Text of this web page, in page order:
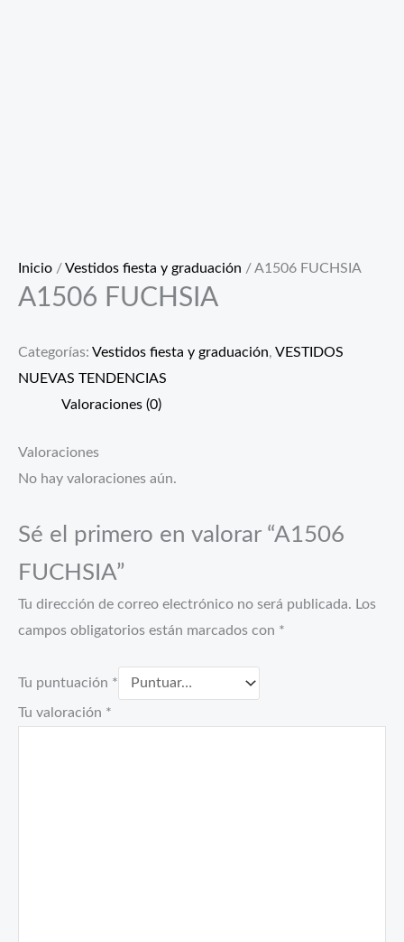
Inicio /Vestidos fiesta y graduación / A1506 FUCHSIA
A1506 FUCHSIA
Categorías: Vestidos fiesta y graduación, VESTIDOS
NUEVAS TENDENCIAS
Valoraciones (0)
Valoraciones
No hay valoraciones aún.
Sé el primero en valorar “A1506
FUCHSIA”
Tu dirección de correo electrónico no será publicada. Los
campos obligatorios están marcados con *
Tu puntuación *
Tu valoración *